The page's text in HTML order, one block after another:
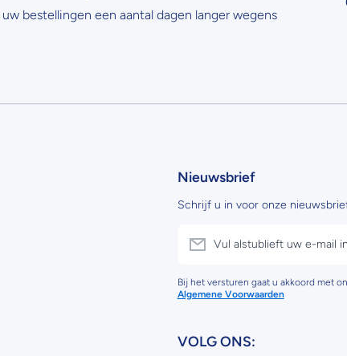
bestellingen een aantal dagen langer wegens
Nieuwsbrief
Schrijf u in voor onze
Vul alstublieft uw e-mail in
Bij het versturen gaat u akkoord met
Algemene Voorwaarden
VOLG ONS: